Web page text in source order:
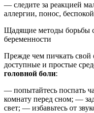
— следите за реакцией
аллергии, понос,
Щадящие методы борьбы
беременности
Прежде чем пичкать свой
доступные и простые
головной боли:
— попытайтесь поспать
комнату перед сном; —
свет; — избавьтесь от